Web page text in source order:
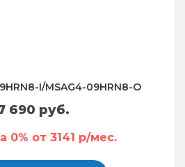
I/MSAG4-09HRN8-O
690 руб.
0% от 3141 р/мес.